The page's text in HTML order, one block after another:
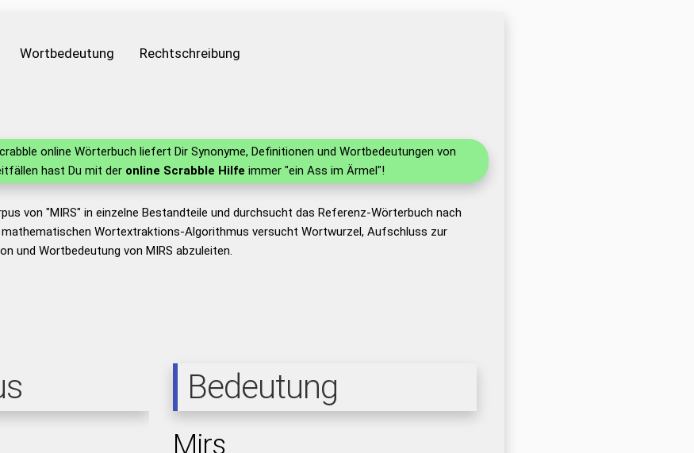
Wortbedeutung Rechtschreibung
online Wörterbuch liefert Dir Synonyme, Definitionen und Wortbedeutungen von
hast Du mit der online Scrabble Hilfe immer "ein Ass im Ärmel"!
von "MIRS" in einzelne Bestandteile und durchsucht das Referenz-Wörterbuch nach
mathematischen Wortextraktions-Algorithmus versucht Wortwurzel, Aufschluss zur
und Wortbedeutung von MIRS abzuleiten.
Bedeutung
Mirs